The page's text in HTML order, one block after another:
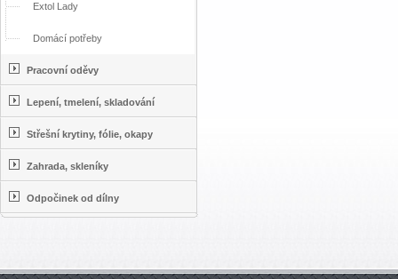
Extol Lady
Domácí potřeby
Pracovní oděvy
Lepení, tmelení, skladování
Střešní krytiny, fólie, okapy
Zahrada, skleníky
Odpočinek od dílny